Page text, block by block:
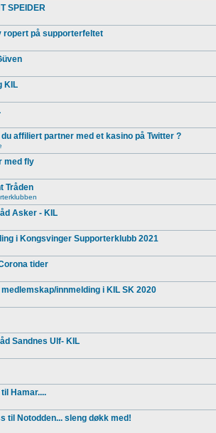
SPEIDER
ropert på supporterfeltet
KIL
affiliert partner med et kasino på Twitter ?
med fly
Tråden
Asker - KIL
i Kongsvinger Supporterklubb 2021
tider
medlemskap/innmelding i KIL SK 2020
Sandnes Ulf- KIL
Hamar....
til Notodden... sleng døkk med!